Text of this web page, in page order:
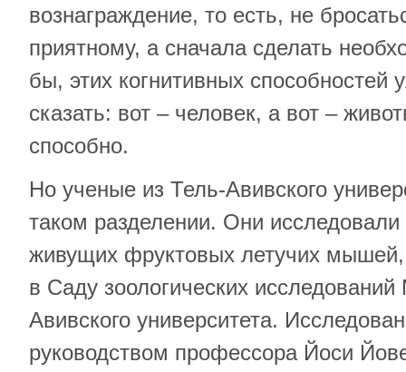
вознаграждение, то есть, не
приятному, а сначала сделать
бы, этих когнитивных способностей
сказать: вот – человек, а вот –
способно.
Но ученые из Тель-Авивского
таком разделении. Они
живущих фруктовых летучих
в Саду зоологических
Авивского университета.
руководством профессора Йоси